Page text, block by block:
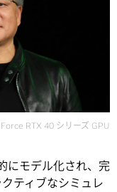
RTX 40 シリーズ GPU
にモデル化され、完
ティブなシミュレ